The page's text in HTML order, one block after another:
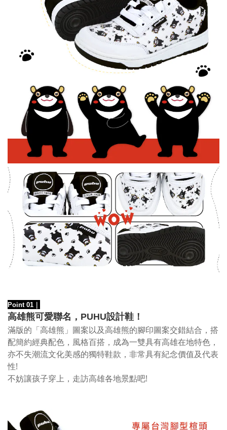
Point 01
高雄熊可愛聯名，PUHU設計鞋！
滿版的「高雄熊」圖案以及高雄熊的腳印圖案交錯結合，搭
配簡約經典配色，風格百搭，成為一雙具有高雄在地特色，
亦不失潮流文化美感的獨特鞋款，非常具有紀念價值及代表
性!
不妨讓孩子穿上，走訪高雄各地景點吧!